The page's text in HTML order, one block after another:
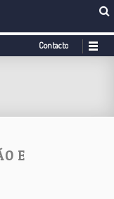
Contacto
E